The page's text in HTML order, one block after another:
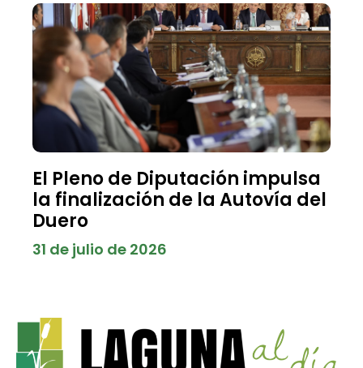
El Pleno de Diputación impulsa
la finalización de la Autovía del
Duero
31 de julio de 2026